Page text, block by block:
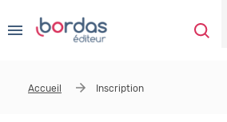
Accueil Inscription